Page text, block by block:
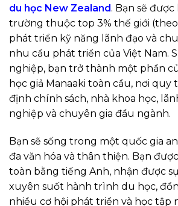
du học New Zealand . Bạn sẽ
trường thuộc top 3% thế giới (theo
phát triển kỹ năng lãnh đạo và
nhu cầu phát triển của Việt Nam.
nghiệp, bạn trở thành một phần
học giả Manaaki toàn cầu, nơi quy
định chính sách, nhà khoa học,
nghiệp và chuyên gia đầu ngành.
Bạn sẽ sống trong một quốc gia
đa văn hóa và thân thiện. Bạn
toàn bằng tiếng Anh, nhận được
xuyên suốt hành trình du học,
nhiều cơ hội phát triển và học tập